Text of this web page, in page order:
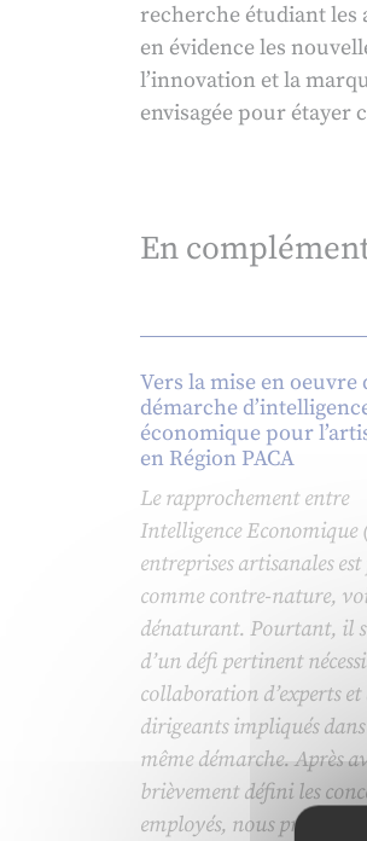
recherche étudiant les
en évidence les
l’innovation et la
envisagée pour étayer
En
Vers la mise en oeuvre
démarche
économique pour
en Région PACA
Le rapprochement entre
Intelligence Economique
entreprises artisanales est
comme contre-nature,
dénaturant. Pourtant, il
d’un défi pertinent
collaboration d’experts et
dirigeants impliqués
même démarche. Après
brièvement défini les
employés, nous présentons